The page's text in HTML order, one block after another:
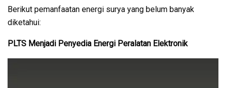
Berikut pemanfaatan energi surya yang belum banyak
diketahui:
PLTS Menjadi Penyedia Energi Peralatan Elektronik